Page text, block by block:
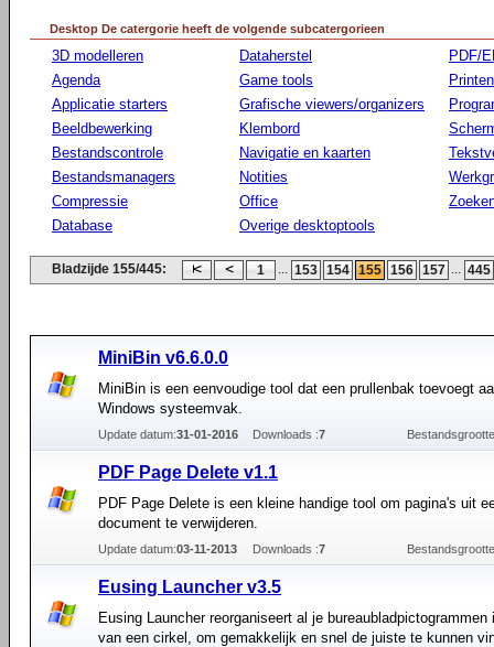
Desktop De catergorie heeft de volgende subcatergorieen
3D modelleren
Agenda
Applicatie starters
Beeldbewerking
Bestandscontrole
Bestandsmanagers
Compressie
Database
Dataherstel
Game tools
Grafische viewers/organizers
Klembord
Navigatie en kaarten
Notities
Office
Overige desktoptools
PDF/
Printen
Bladzijde 155/445: 1 ... 153 154 155 156 157 ... 445
MiniBin v6.6.0.0
MiniBin is een eenvoudige tool dat een prullenbak toevoegt
Windows systeemvak.
Update datum:31-01-2016 Downloads :7
PDF Page Delete v1.1
PDF Page Delete is een kleine handige tool om pagina's uit
document te verwijderen.
Update datum:03-11-2013 Downloads :7
Eusing Launcher v3.5
Eusing Launcher reorganiseert al je bureaubladpictogrammen
van een cirkel, om gemakkelijk en snel de juiste te kunnen